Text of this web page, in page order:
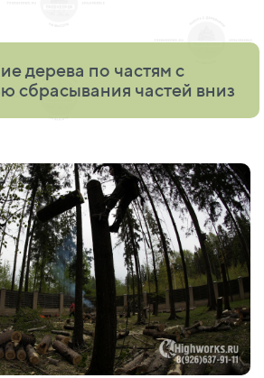
дерева по частям с
сбрасывания частей вниз